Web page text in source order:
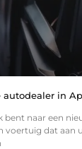
autodealer in
bent naar een
voertuig dat aan